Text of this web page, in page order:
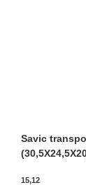
Savic
15,12